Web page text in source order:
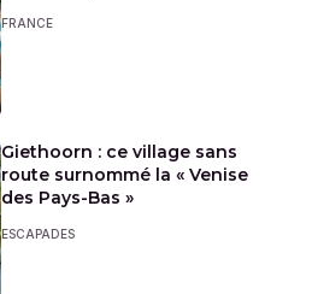
FRANCE
Giethoorn : ce village sans
route surnommé la « Venise
des Pays-Bas »
ESCAPADES